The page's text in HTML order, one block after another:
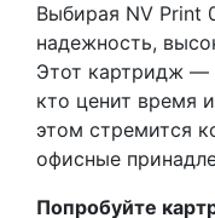
Выбирая NV Print
надежность,
Этот картридж —
кто ценит время
этом стремится
офисные
Попробуйте